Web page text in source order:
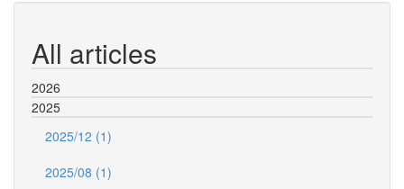
All articles
2026
2025
2025/12 (1)
2025/08 (1)